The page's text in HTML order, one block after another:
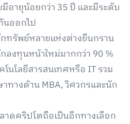
อายุน้อยกว่า 35 ปี และมีระดับ
ออกไป
ทรัพย์หลายแห่งต่างยืนกราน
ลงทุนหน้าใหม่มากกว่า 90 %
นโลยีสารสนเทศหรือ IT รวม
างด้าน MBA, วิศวกรและนัก
าดคริปโตถือเป็นอีกทางเลือก